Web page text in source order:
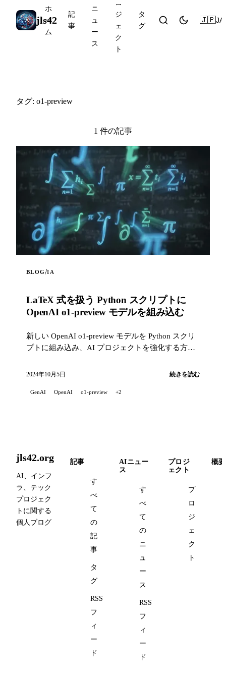
jls42
ホ
ー
ム
記
事
ニ
ュ
ー
ス
ロ
ジ
ェ
ク
ト
タ
グ
🇯🇵JA
タグ: o1-preview
1 件の記事
BLOG/IA
LaTeX 式を扱う Python スクリプトに
OpenAI o1-preview モデルを組み込む
新しい OpenAI o1-preview モデルを Python スクリ
プトに組み込み、AI プロジェクトを強化する方法
ピングでプロンプトにウェブ内容を組み込み、モ
い Unicode テキストに変換します。
2024年10月5日 続きを読む
GenAI OpenAI o1-preview +2
jls42.org
AI、インフ
ラ、テック
プロジェク
トに関する
個人ブログ
記事
す
べ
て
の
記
事
タ
グ
RSS
フ
ィ
ー
ド
AIニュー
ス
す
べ
て
の
ニ
ュ
ー
ス
RSS
フ
ィ
ー
ド
プロジ
ェクト
プ
ロ
ジ
ェ
ク
ト
概要